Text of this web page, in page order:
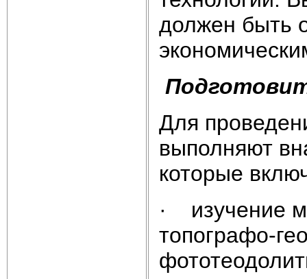
должен быть
Для
выполняют
которые
· изучение
топографо-